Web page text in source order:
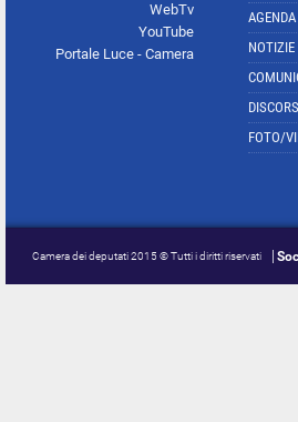
WebTv
YouTube
Portale Luce - Camera
AGENDA
NOTIZIE
FOTO/
Camera dei deputati 2015 © Tutti i diritti riservati